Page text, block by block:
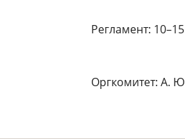
Регламент:
Оргкомитет: А.